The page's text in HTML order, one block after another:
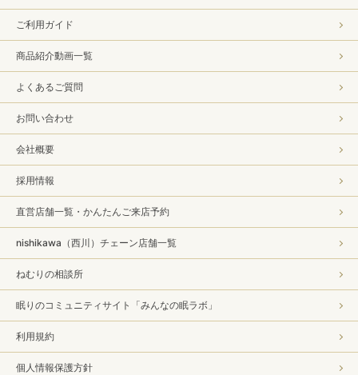
ご利用ガイド
商品紹介動画一覧
よくあるご質問
お問い合わせ
会社概要
採用情報
直営店舗一覧・かんたんご来店予約
nishikawa（西川）チェーン店舗一覧
ねむりの相談所
眠りのコミュニティサイト「みんなの眠ラボ」
利用規約
個人情報保護方針